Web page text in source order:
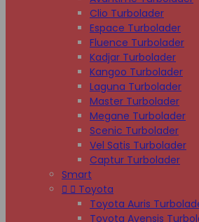
Clio Turbolader
Espace Turbolader
Fluence Turbolader
Kadjar Turbolader
Kangoo Turbolader
Laguna Turbolader
Master Turbolader
Megane Turbolader
Scenic Turbolader
Vel Satis Turbolader
Captur Turbolader
Smart
  Toyota
Toyota Auris
Toyota Avensis